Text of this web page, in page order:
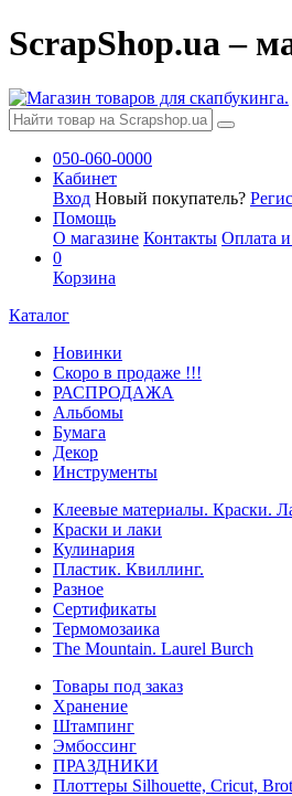
ScrapShop.ua –
050-060-0000
Кабинет
Вход Новый покупатель?
Помощь
О магазине Контакты Оплата и
0
Корзина
Каталог
Новинки
Скоро в продаже !!!
РАСПРОДАЖА
Альбомы
Бумага
Декор
Инструменты
Клеевые материалы. Краски.
Краски и лаки
Кулинария
Пластик. Квиллинг.
Разное
Сертификаты
Термомозаика
The Mountain. Laurel Burch
Товары под заказ
Хранение
Штампинг
Эмбоссинг
ПРАЗДНИКИ
Плоттеры Silhouette, Cricut,